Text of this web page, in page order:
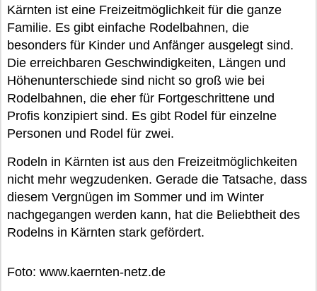
Kärnten ist eine Freizeitmöglichkeit für die ganze
Familie. Es gibt einfache Rodelbahnen, die
besonders für Kinder und Anfänger ausgelegt sind.
Die erreichbaren Geschwindigkeiten, Längen und
Höhenunterschiede sind nicht so groß wie bei
Rodelbahnen, die eher für Fortgeschrittene und
Profis konzipiert sind. Es gibt Rodel für einzelne
Personen und Rodel für zwei.
Rodeln in Kärnten ist aus den Freizeitmöglichkeiten
nicht mehr wegzudenken. Gerade die Tatsache, dass
diesem Vergnügen im Sommer und im Winter
nachgegangen werden kann, hat die Beliebtheit des
Rodelns in Kärnten stark gefördert.
Foto: www.kaernten-netz.de